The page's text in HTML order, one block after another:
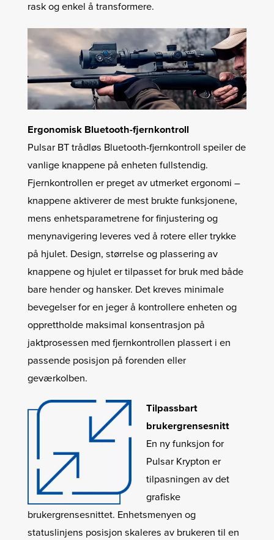
rask og enkel å transformere.
Ergonomisk Bluetooth-fjernkontroll
Pulsar BT trådløs Bluetooth-fjernkontroll speiler de
vanlige knappene på enheten fullstendig.
Fjernkontrollen er preget av utmerket ergonomi –
knappene aktiverer de mest brukte funksjonene,
mens enhetsparametrene for finjustering og
menynavigering leveres ved å rotere eller trykke
på hjulet. Design, størrelse og plassering av
knappene og hjulet er tilpasset for bruk med både
bare hender og hansker. Det kreves minimale
bevegelser for en jeger å kontrollere enheten og
opprettholde maksimal konsentrasjon på
jaktprosessen med fjernkontrollen plassert i en
passende posisjon på forenden eller
geværkolben.
Tilpassbart
brukergrensesnitt
En ny funksjon for
Pulsar Krypton er
tilpasningen av det
grafiske
brukergrensesnittet. Enhetsmenyen og
statuslinjens posisjon skaleres av brukeren til en